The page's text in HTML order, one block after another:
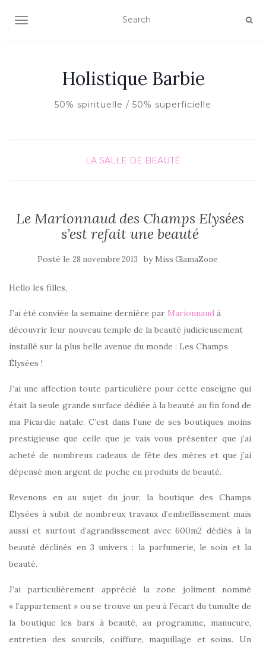
AFFICHER/MASQUER LA NAVIGATION
Holistique Barbie
50% spirituelle / 50% superficielle
LA SALLE DE BEAUTÉ
Le Marionnaud des Champs Elysées
s’est refait une beauté
Posté le 28 novembre 2013 by Miss GlamaZone
Hello les filles,
J’ai été conviée la semaine dernière par Marionnaud à
découvrir leur nouveau temple de la beauté judicieusement
installé sur la plus belle avenue du monde : Les Champs
Élysées !
J’ai une affection toute particulière pour cette enseigne qui
était la seule grande surface dédiée à la beauté au fin fond de
ma Picardie natale. C’est dans l’une de ses boutiques moins
prestigieuse que celle que je vais vous présenter que j’ai
acheté de nombreux cadeaux de fête des mères et que j’ai
dépensé mon argent de poche en produits de beauté.
Revenons en au sujet du jour, la boutique des Champs
Élysées à subit de nombreux travaux d’embellissement mais
aussi et surtout d’agrandissement avec 600m2 dédiés à la
beauté déclinés en 3 univers : la parfumerie, le soin et la
beauté.
J’ai particulièrement apprécié la zone joliment nommé
« l’appartement » ou se trouve un peu à l’écart du tumulte de
la boutique les bars à beauté, au programme, manucure,
entretien des sourcils, coiffure, maquillage et soins. Un